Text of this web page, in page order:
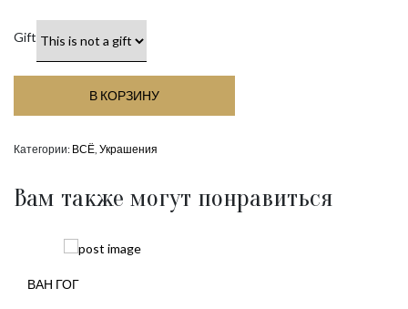
Gift
В КОРЗИНУ
Категории: ВСЁ, Украшения
Вам также могут понравиться
ВАН ГОГ